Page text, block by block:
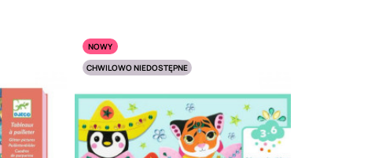
NOWY
CHWILOWO NIEDOSTĘPNE